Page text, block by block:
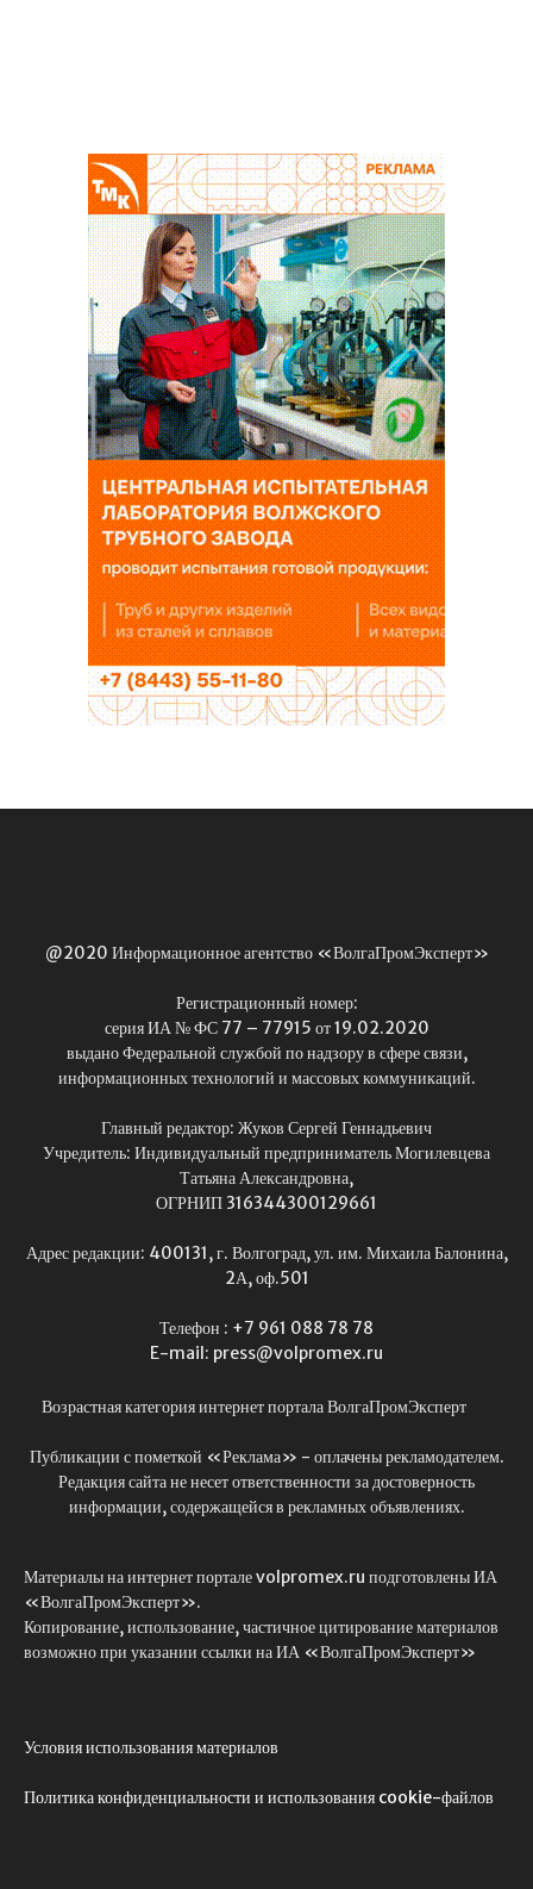
@2020 Информационное агентство «ВолгаПромЭксперт»
Регистрационный номер:
серия ИА № ФС 77 – 77915 от 19.02.2020
выдано Федеральной службой по надзору в сфере связи,
информационных технологий и массовых коммуникаций.
Главный редактор: Жуков Сергей Геннадьевич
Учредитель: Индивидуальный предприниматель Могилевцева
Татьяна Александровна,
ОГРНИП 316344300129661
Адрес редакции: 400131, г. Волгоград, ул. им. Михаила Балонина,
2А, оф.501
Телефон : +7 961 088 78 78
E-mail: press@volpromex.ru
Возрастная категория интернет портала ВолгаПромЭксперт
Публикации с пометкой «Реклама» - оплачены рекламодателем.
Редакция сайта не несет ответственности за достоверность
информации, содержащейся в рекламных объявлениях.
Материалы на интернет портале volpromex.ru подготовлены ИА
«ВолгаПромЭксперт».
Копирование, использование, частичное цитирование материалов
возможно при указании ссылки на ИА «ВолгаПромЭксперт»
Условия использования материалов
Политика конфиденциальности и использования cookie-файлов